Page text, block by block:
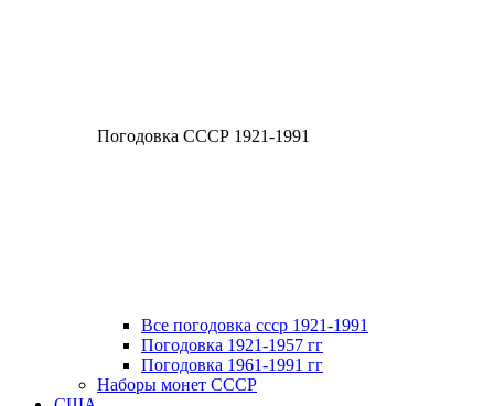
Погодовка СССР 1921-1991
Все погодовка ссср 1921-1991
Погодовка 1921-1957 гг
Погодовка 1961-1991 гг
Наборы монет СССР